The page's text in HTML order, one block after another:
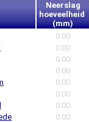
Neerslag
hoeveelheid
(mm)
0.00
0.00
0.00
0.00
0.00
0.00
0.00
0.00